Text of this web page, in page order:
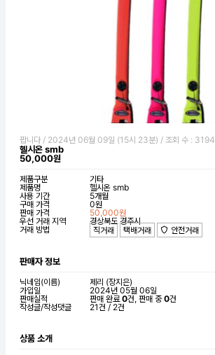
팝니다/ 2024년 06월 09일 (15시 23분) / 조회 수 : 3194
헬시온 smb
50,000원
제품구분
기타
제품명
헬시온 smb
사용 기간
5개월
구매 가격
0원
판매 가격
50,000원
우선 거래 지역
경상북도 경주시
거래 방법
직거래 택배거래 안전거래
판매자 정보
닉네임(이름)
제리 (장지은)
가입일
2024년 05월 06일
판매실적
판매 완료0건, 판매 중0건
작성글/작성댓글
21건 / 2건
상품 소개